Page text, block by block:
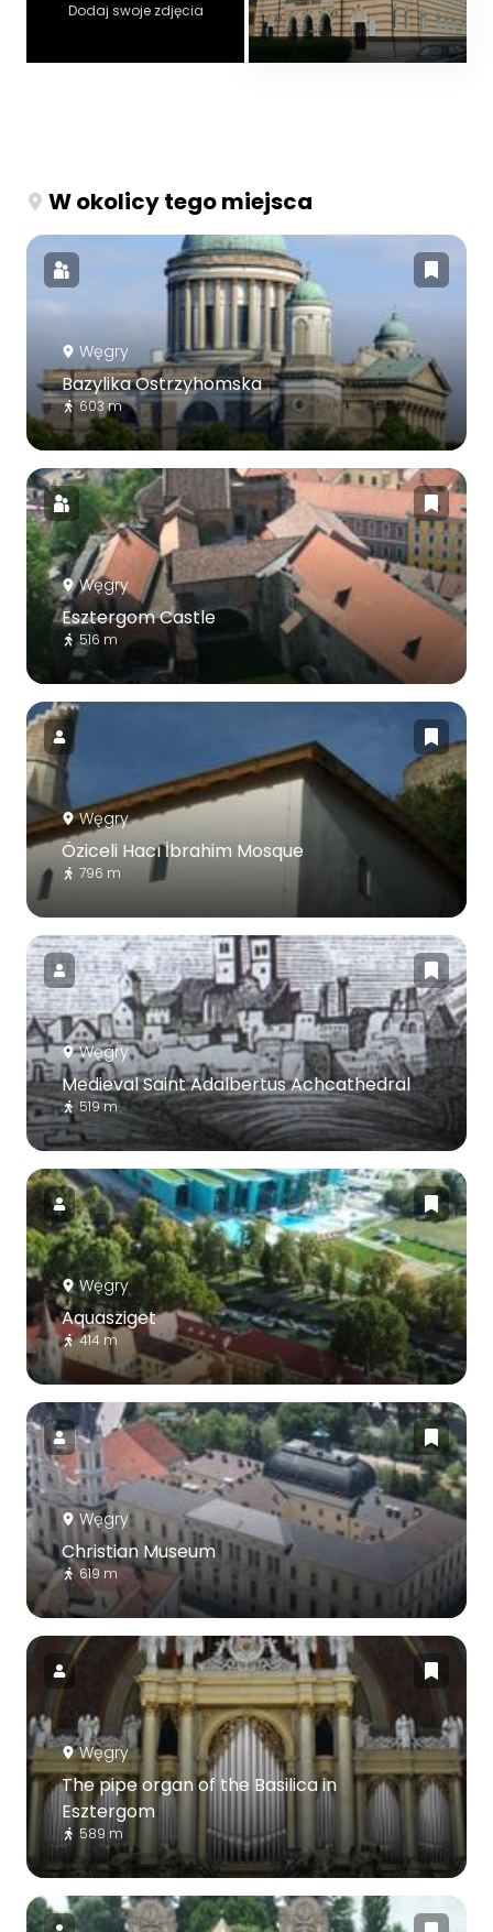
Dodaj swoje zdjęcia
W okolicy tego miejsca
Węgry
Bazylika Ostrzyhomska
603 m
Węgry
Esztergom Castle
516 m
Węgry
Öziceli Hacı İbrahim Mosque
796 m
Węgry
Medieval Saint Adalbertus Achcathedral
519 m
Węgry
Aquasziget
414 m
Węgry
Christian Museum
619 m
Węgry
The pipe organ of the Basilica in
Esztergom
589 m